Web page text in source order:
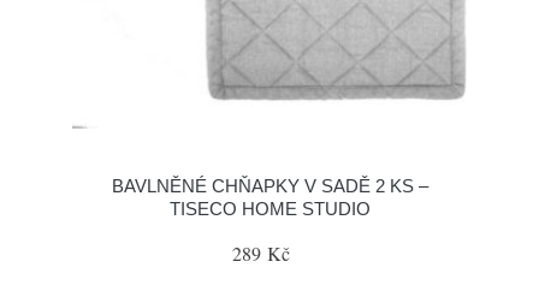
BAVLNĚNÉ CHŇAPKY V SADĚ 2 KS –
TISECO HOME STUDIO
289 Kč